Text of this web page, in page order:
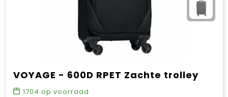
VOYAGE - 600D RPET Zachte trolley
1704 op voorraad